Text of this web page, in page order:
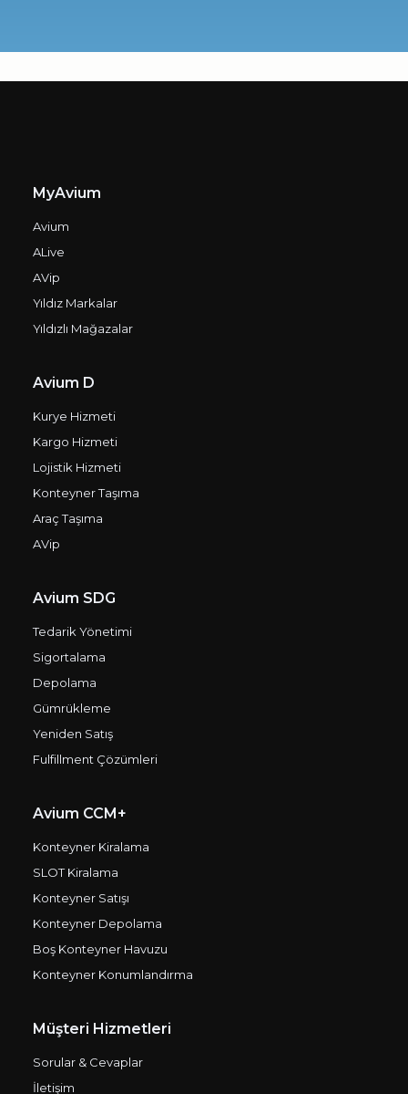
MyAvium
Avium
ALive
AVip
Yıldız Markalar
Yıldızlı Mağazalar
Avium D
Kurye Hizmeti
Kargo Hizmeti
Lojistik Hizmeti
Konteyner Taşıma
Araç Taşıma
AVip
Avium SDG
Tedarik Yönetimi
Sigortalama
Depolama
Gümrükleme
Yeniden Satış
Fulfillment Çözümleri
Avium CCM+
Konteyner Kiralama
SLOT Kiralama
Konteyner Satışı
Konteyner Depolama
Boş Konteyner Havuzu
Konteyner Konumlandırma
Müşteri Hizmetleri
Sorular & Cevaplar
İletişim